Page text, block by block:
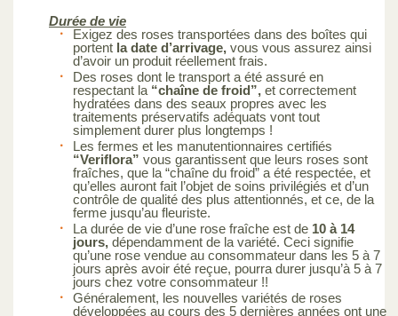
Durée de vie
Exigez des roses transportées dans des boîtes qui
portent la date d’arrivage, vous vous assurez ainsi
d’avoir un produit réellement frais.
Des roses dont le transport a été assuré en
respectant la “chaîne de froid”, et correctement
hydratées dans des seaux propres avec les
traitements préservatifs adéquats vont tout
simplement durer plus longtemps !
Les fermes et les manutentionnaires certifiés
“Veriflora” vous garantissent que leurs roses sont
fraîches, que la “chaîne du froid” a été respectée, et
qu’elles auront fait l’objet de soins privilégiés et d’un
contrôle de qualité des plus attentionnés, et ce, de la
ferme jusqu’au fleuriste.
La durée de vie d’une rose fraîche est de 10 à 14
jours, dépendamment de la variété. Ceci signifie
qu’une rose vendue au consommateur dans les 5 à 7
jours après avoir été reçue, pourra durer jusqu’à 5 à 7
jours chez votre consommateur !!
Généralement, les nouvelles variétés de roses
développées au cours des 5 dernières années ont une